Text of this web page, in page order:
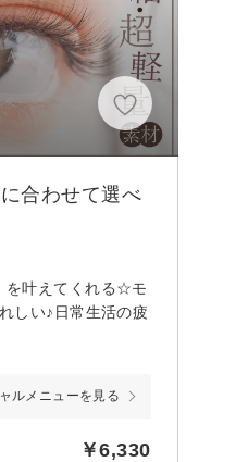
合わせて選べ
を叶えてくれる☆モ
しい♪日常生活の疲
ルメニューを見る
￥6,330